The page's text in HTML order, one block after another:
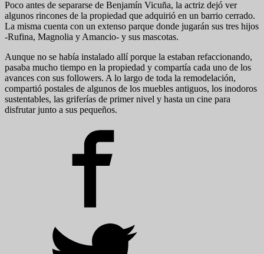
Poco antes de separarse de Benjamín Vicuña, la actriz dejó ver
algunos rincones de la propiedad que adquirió en un barrio cerrado.
La misma cuenta con un extenso parque donde jugarán sus tres hijos
-Rufina, Magnolia y Amancio- y sus mascotas.
Aunque no se había instalado allí porque la estaban refaccionando,
pasaba mucho tiempo en la propiedad y compartía cada uno de los
avances con sus followers. A lo largo de toda la remodelación,
compartió postales de algunos de los muebles antiguos, los inodoros
sustentables, las griferías de primer nivel y hasta un cine para
disfrutar junto a sus pequeños.